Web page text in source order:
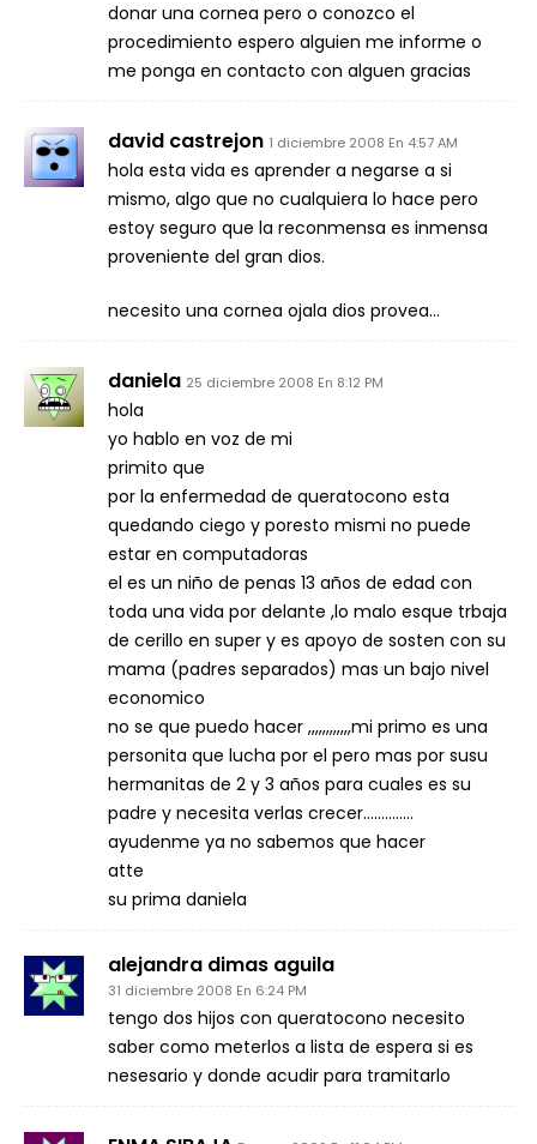
donar una cornea pero o conozco el
procedimiento espero alguien me informe o
me ponga en contacto con alguen gracias
david castrejon 1 diciembre 2008 En 4:57 AM
hola esta vida es aprender a negarse a si
mismo, algo que no cualquiera lo hace pero
estoy seguro que la reconmensa es inmensa
proveniente del gran dios.
necesito una cornea ojala dios provea…
daniela 25 diciembre 2008 En 8:12 PM
hola
yo hablo en voz de mi
primito que
por la enfermedad de queratocono esta
quedando ciego y poresto mismi no puede
estar en computadoras
el es un niño de penas 13 años de edad con
toda una vida por delante ,lo malo esque trbaja
de cerillo en super y es apoyo de sosten con su
mama (padres separados) mas un bajo nivel
economico
no se que puedo hacer ,,,,,,,,,,,,mi primo es una
personita que lucha por el pero mas por susu
hermanitas de 2 y 3 años para cuales es su
padre y necesita verlas crecer…………..
ayudenme ya no sabemos que hacer
atte
su prima daniela
alejandra dimas aguila
31 diciembre 2008 En 6:24 PM
tengo dos hijos con queratocono necesito
saber como meterlos a lista de espera si es
nesesario y donde acudir para tramitarlo